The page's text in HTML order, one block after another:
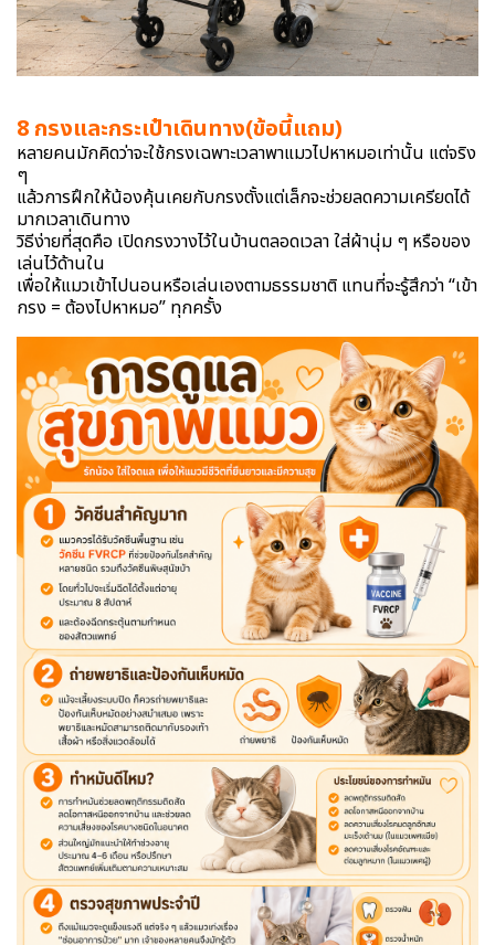
8 กรงและกระเป๋าเดินทาง(ข้อนี้แถม)
หลายคนมักคิดว่าจะใช้กรงเฉพาะเวลาพาแมวไปหาหมอเท่านั้น แต่จริง
ๆ
แล้วการฝึกให้น้องคุ้นเคยกับกรงตั้งแต่เล็กจะช่วยลดความเครียดได้
มากเวลาเดินทาง
วิธีง่ายที่สุดคือ เปิดกรงวางไว้ในบ้านตลอดเวลา ใส่ผ้านุ่ม ๆ หรือของ
เล่นไว้ด้านใน
เพื่อให้แมวเข้าไปนอนหรือเล่นเองตามธรรมชาติ แทนที่จะรู้สึกว่า “เข้า
กรง = ต้องไปหาหมอ” ทุกครั้ง